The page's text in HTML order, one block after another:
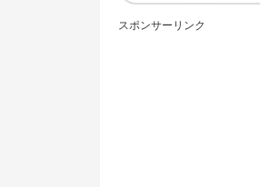
スポンサーリンク